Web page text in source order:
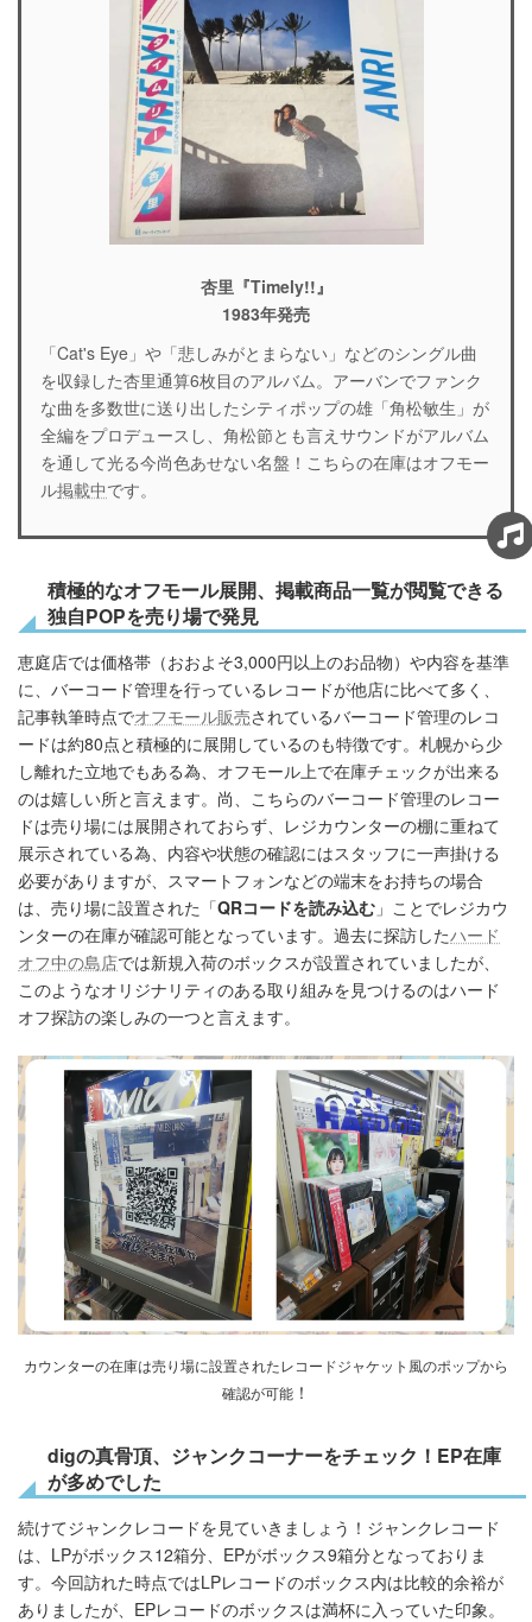
杏里『Timely!!』
1983年発売
「Cat's Eye」や「悲しみがとまらない」などのシングル曲
を収録した杏里通算6枚目のアルバム。アーバンでファンク
な曲を多数世に送り出したシティポップの雄「角松敏生」が
全編をプロデュースし、角松節とも言えサウンドがアルバム
を通して光る今尚色あせない名盤！こちらの在庫はオフモー
ル掲載中です。
積極的なオフモール展開、掲載商品一覧が閲覧できる
独自POPを売り場で発見
恵庭店では価格帯（おおよそ3,000円以上のお品物）や内容を基準
に、バーコード管理を行っているレコードが他店に比べて多く、
記事執筆時点でオフモール販売されているバーコード管理のレコ
ードは約80点と積極的に展開しているのも特徴です。札幌から少
し離れた立地でもある為、オフモール上で在庫チェックが出来る
のは嬉しい所と言えます。尚、こちらのバーコード管理のレコー
ドは売り場には展開されておらず、レジカウンターの棚に重ねて
展示されている為、内容や状態の確認にはスタッフに一声掛ける
必要がありますが、スマートフォンなどの端末をお持ちの場合
は、売り場に設置された「QRコードを読み込む 」ことでレジカウ
ンターの在庫が確認可能となっています。過去に探訪したハード
オフ中の島店では新規入荷のボックスが設置されていましたが、
このようなオリジナリティのある取り組みを見つけるのはハード
オフ探訪の楽しみの一つと言えます。
カウンターの在庫は売り場に設置されたレコードジャケット風のポップから
確認が可能 ！
digの真骨頂、ジャンクコーナーをチェック！EP在庫
が多めでした
続けてジャンクレコードを見ていきましょう！ジャンクレコード
は、LPがボックス12箱分、EPがボックス9箱分となっておりま
す。今回訪れた時点ではLPレコードのボックス内は比較的余裕が
ありましたが、EPレコードのボックスは満杯に入っていた印象。